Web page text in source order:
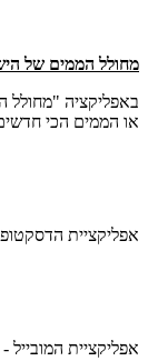
מחולל הממים של
באפליקציה "מחולל
או הממים הכי
אפליקציית
אפליקציית